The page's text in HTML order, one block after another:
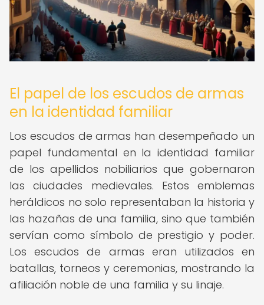
El papel de los escudos de armas
en la identidad familiar
Los escudos de armas han desempeñado un
papel fundamental en la identidad familiar
de los apellidos nobiliarios que gobernaron
las ciudades medievales. Estos emblemas
heráldicos no solo representaban la historia y
las hazañas de una familia, sino que también
servían como símbolo de prestigio y poder.
Los escudos de armas eran utilizados en
batallas, torneos y ceremonias, mostrando la
afiliación noble de una familia y su linaje.